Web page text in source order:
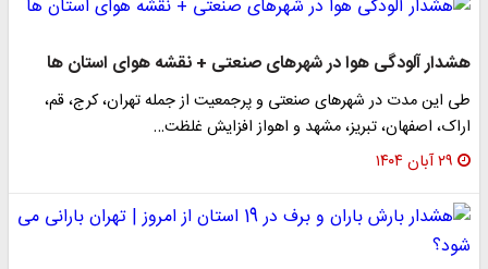
هشدار آلودگی هوا در شهرهای صنعتی + نقشه هوای استان ها
طی این مدت در شهرهای صنعتی و پرجمعیت از جمله تهران،‌ کرج، قم،
اراک، اصفهان،‌ تبریز،‌ مشهد و اهواز افزایش غلظت…
۲۹ آبان ۱۴۰۴